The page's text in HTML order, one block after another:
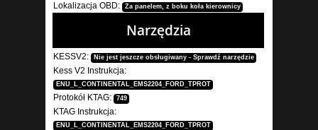
Lokalizacja OBD: Za panelem, z boku koła kierownicy
Narzędzia
KESSV2: Nie jest jeszcze obsługiwany - Sprawdź narzędzie
Kess V2 Instrukcja:
ENU_L_CONTINENTAL_EMS2204_FORD_TPROT
Protokół KTAG: 749
KTAG Instrukcja:
ENU_L_CONTINENTAL_EMS2204_FORD_TPROT